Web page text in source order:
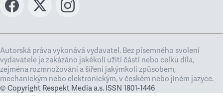
Autorská práva vykonává vydavatel. Bez písemného svolení
vydavatele je zakázáno jakékoli užití částí nebo celku díla,
zejména rozmnožování a šíření jakýmkoli způsobem,
mechanickým nebo elektronickým, v českém nebo jiném jazyce.
© Copyright Respekt Media a.s. ISSN 1801-1446